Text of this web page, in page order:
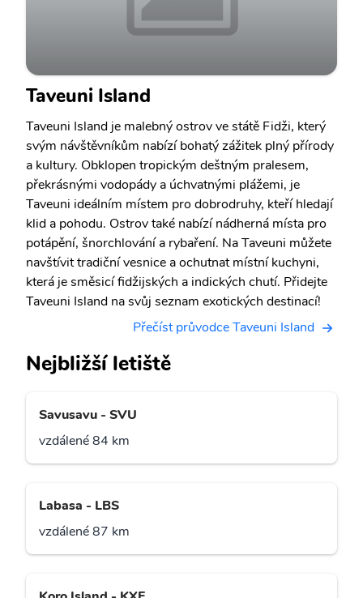
Taveuni Island
Taveuni Island je malebný ostrov ve státě Fidži, který
svým návštěvníkům nabízí bohatý zážitek plný přírody
a kultury. Obklopen tropickým deštným pralesem,
překrásnými vodopády a úchvatnými plážemi, je
Taveuni ideálním místem pro dobrodruhy, kteří hledají
klid a pohodu. Ostrov také nabízí nádherná místa pro
potápění, šnorchlování a rybaření. Na Taveuni můžete
navštívit tradiční vesnice a ochutnat místní kuchyni,
která je směsicí fidžijských a indických chutí. Přidejte
Taveuni Island na svůj seznam exotických destinací!
Přečíst průvodce Taveuni Island
Nejbližší letiště
Savusavu - SVU
vzdálené 84 km
Labasa - LBS
vzdálené 87 km